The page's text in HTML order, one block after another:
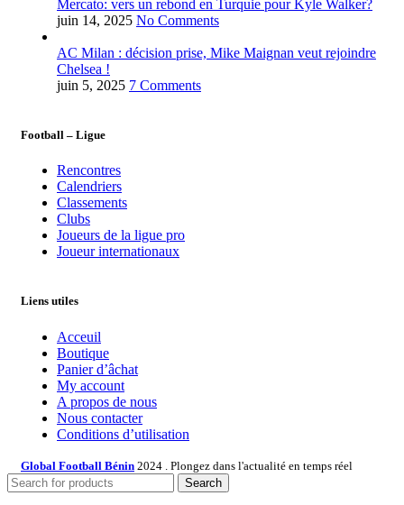
Mercato: vers un rebond en Turquie pour Kyle Walker?
juin 14, 2025 No Comments
AC Milan : décision prise, Mike Maignan veut rejoindre
Chelsea !
juin 5, 2025 7 Comments
Football – Ligue
Rencontres
Calendriers
Classements
Clubs
Joueurs de la ligue pro
Joueur internationaux
Liens utiles
Acceuil
Boutique
Panier d’âchat
My account
A propos de nous
Nous contacter
Conditions d’utilisation
Global Football Bénin 2024 . Plongez dans l'actualité en temps réel
Search